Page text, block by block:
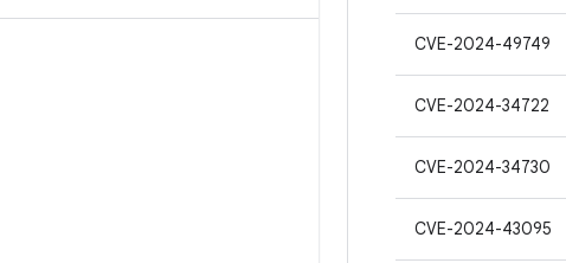
CVE-2024-49749
CVE-2024-34722
CVE-2024-34730
CVE-2024-43095